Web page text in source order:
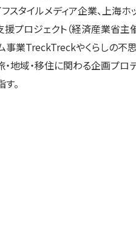
スタイルメディア企業、上海
プロジェクト（経済産業省主
事業TreckTreckやくらしの
・地域・移住に関わる企画プ
。